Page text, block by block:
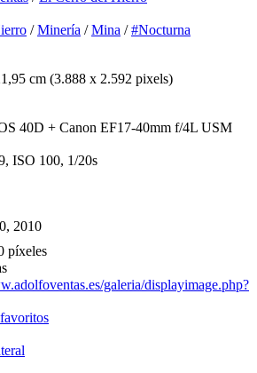
/Minería /Mina /#Nocturna
cm (3.888 x 2.592 pixels)
40D + Canon EF17-40mm f/4L USM
ISO 100, 1/20s
2010
píxeles
galeria/displayimage.php?